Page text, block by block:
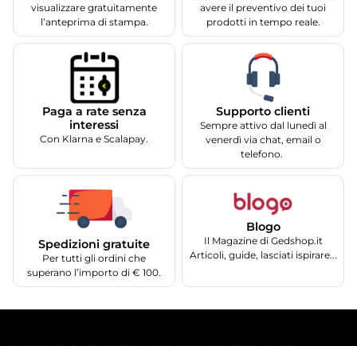
visualizzare gratuitamente
l’anteprima di stampa.
avere il preventivo dei tuoi
prodotti in tempo reale.
Paga a rate senza
interessi
Con Klarna e Scalapay.
Supporto clienti
Sempre attivo dal lunedì al
venerdì via chat, email o
telefono.
Spedizioni gratuite
Per tutti gli ordini che
superano l’importo di € 100.
Blogo
Il Magazine di Gedshop.it
Articoli, guide, lasciati ispirare...